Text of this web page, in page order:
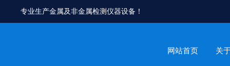
专业生产金属及非金属检测仪器设备！
网站首页 关